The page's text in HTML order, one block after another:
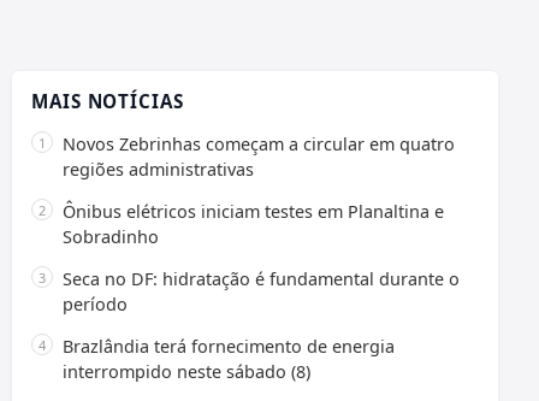
MAIS NOTÍCIAS
Novos Zebrinhas começam a circular em quatro
regiões administrativas
Ônibus elétricos iniciam testes em Planaltina e
Sobradinho
Seca no DF: hidratação é fundamental durante o
período
Brazlândia terá fornecimento de energia
interrompido neste sábado (8)